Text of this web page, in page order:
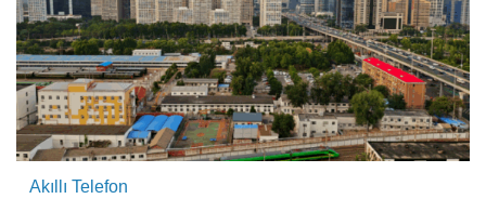
Akıllı Telefon